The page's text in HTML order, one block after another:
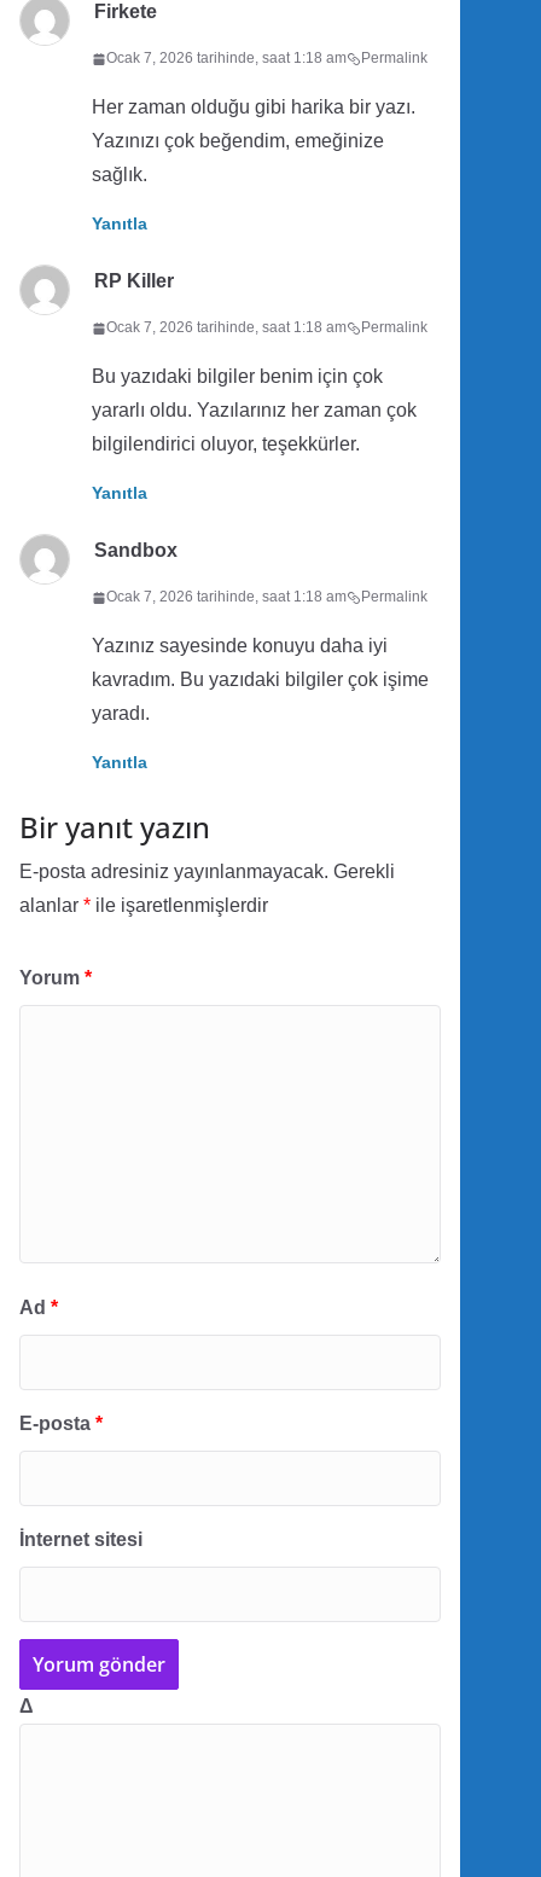
Firkete
Ocak 7, 2026 tarihinde, saat 1:18 am Permalink
Her zaman olduğu gibi harika bir yazı.
Yazınızı çok beğendim, emeğinize
sağlık.
Yanıtla
RP Killer
Ocak 7, 2026 tarihinde, saat 1:18 am Permalink
Bu yazıdaki bilgiler benim için çok
yararlı oldu. Yazılarınız her zaman çok
bilgilendirici oluyor, teşekkürler.
Yanıtla
Sandbox
Ocak 7, 2026 tarihinde, saat 1:18 am Permalink
Yazınız sayesinde konuyu daha iyi
kavradım. Bu yazıdaki bilgiler çok işime
yaradı.
Yanıtla
Bir yanıt yazın
E-posta adresiniz yayınlanmayacak. Gerekli
alanlar * ile işaretlenmişlerdir
Yorum *
Ad *
E-posta *
İnternet sitesi
Δ